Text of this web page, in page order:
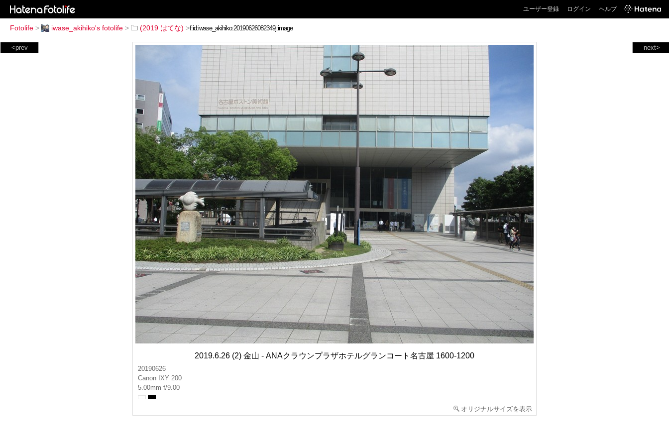
ユーザー登録 ログイン ヘルプ
Fotolife > iwase_akihiko's fotolife > (2019 はてな) >
next>
<prev
2019.6.26 (2) 金山 - ANAクラウンプラザホテルグランコート名古屋 1600-1200
20190626
Canon IXY 200
5.00mm f/9.00
オリジナルサイズを表示